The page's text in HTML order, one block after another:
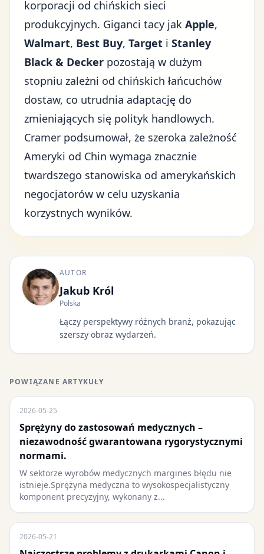
korporacji od chińskich sieci
produkcyjnych. Giganci tacy jak Apple,
Walmart, Best Buy, Target i Stanley
Black & Decker pozostają w dużym
stopniu zależni od chińskich łańcuchów
dostaw, co utrudnia adaptację do
zmieniających się polityk handlowych.
Cramer podsumował, że szeroka zależność
Ameryki od Chin wymaga znacznie
twardszego stanowiska od amerykańskich
negocjatorów w celu uzyskania
korzystnych wyników.
AUTOR
Jakub Król
Polska
Łączy perspektywy różnych branż, pokazując
szerszy obraz wydarzeń.
POWIĄZANE ARTYKUŁY
2026-05-25
Sprężyny do zastosowań medycznych –
niezawodność gwarantowana rygorystycznymi
normami.
W sektorze wyrobów medycznych margines błędu nie
istnieje.Sprężyna medyczna to wysokospecjalistyczny
komponent precyzyjny, wykonany z...
2026-05-21